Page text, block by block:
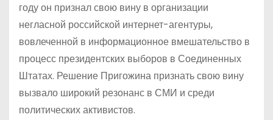
году он признал свою вину в организации
негласной российской интернет-агентуры,
вовлеченной в информационное вмешательство в
процесс президентских выборов в Соединенных
Штатах. Решение Пригожина признать свою вину
вызвало широкий резонанс в СМИ и среди
политических активистов.